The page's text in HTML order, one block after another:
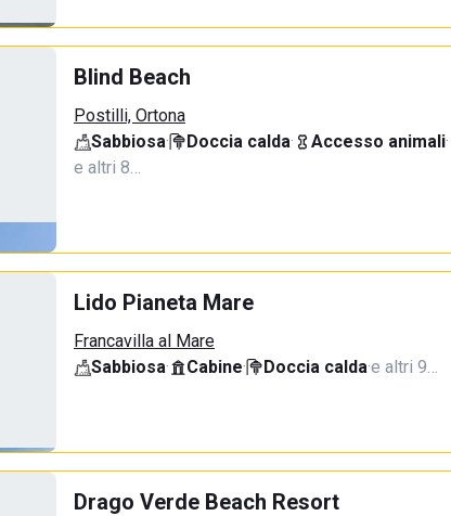
Blind Beach
Postilli, Ortona
Sabbiosa· Doccia calda· Accesso animali·
e altri 8…
Lido Pianeta Mare
Francavilla al Mare
Sabbiosa· Cabine· Doccia calda·e altri 9…
Drago Verde Beach Resort